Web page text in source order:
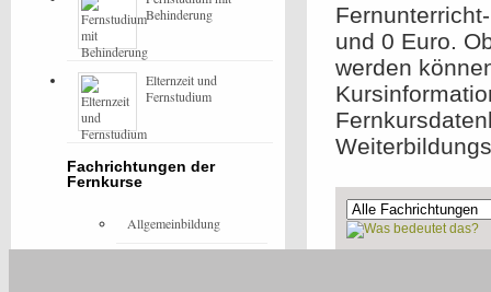
und 0 Euro.
werden
Behinderung
Elternzeit und
Fernstudium
Fachrichtungen der
Fernkurse
Allgemeinbildung